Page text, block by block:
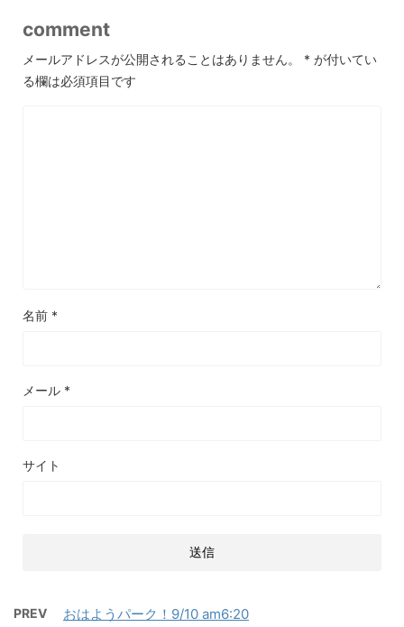
comment
メールアドレスが公開されることはありません。 * が付いてい
る欄は必須項目です
名前 *
メール *
サイト
PREV おはようパーク！9/10 am6:20